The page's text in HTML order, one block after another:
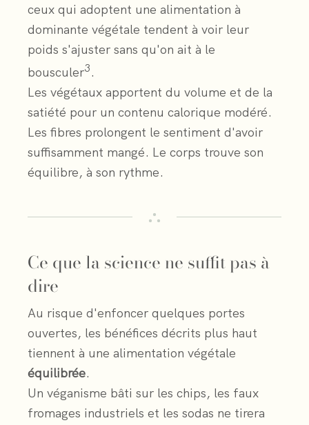
ceux qui adoptent une alimentation à
dominante végétale tendent à voir leur
poids s'ajuster sans qu'on ait à le
bousculer3.
Les végétaux apportent du volume et de la
satiété pour un contenu calorique modéré.
Les fibres prolongent le sentiment d'avoir
suffisamment mangé. Le corps trouve son
équilibre, à son rythme.
Ce que la science ne suffit pas à
dire
Au risque d'enfoncer quelques portes
ouvertes, les bénéfices décrits plus haut
tiennent à une alimentation végétale
équilibrée.
Un véganisme bâti sur les chips, les faux
fromages industriels et les sodas ne tirera